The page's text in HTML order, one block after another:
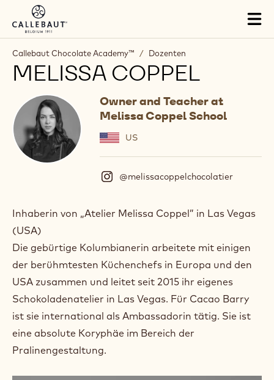
Skip to main content
Callebaut Chocolate Academy™ / Dozenten
MELISSA COPPEL
Owner and Teacher at
Melissa Coppel School
US
@melissacoppelchocolatier
s
g
a
.
O
i
Inhaberin von „Atelier Melissa Coppel” in Las Vegas
(USA)
Die gebürtige Kolumbianerin arbeitete mit einigen
der berühmtesten Küchenchefs in Europa und den
USA zusammen und leitet seit 2015 ihr eigenes
Schokoladenatelier in Las Vegas. Für Cacao Barry
ist sie international als Ambassadorin tätig. Sie ist
eine absolute Koryphäe im Bereich der
Pralinengestaltung.